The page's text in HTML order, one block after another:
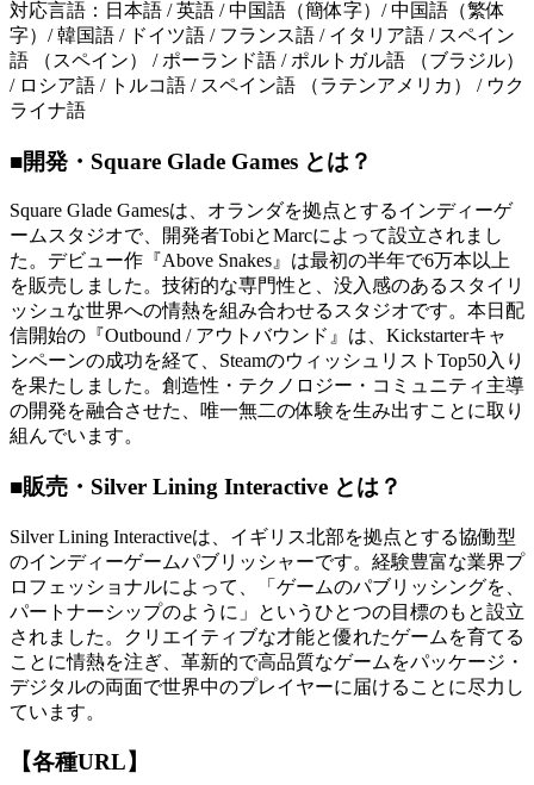
対応言語：日本語 / 英語 / 中国語（簡体字）/ 中国語（繁体
字）/ 韓国語 / ドイツ語 / フランス語 / イタリア語 / スペイン
語 （スペイン） / ポーランド語 / ポルトガル語 （ブラジル）
/ ロシア語 / トルコ語 / スペイン語 （ラテンアメリカ） / ウク
ライナ語
■開発・Square Glade Games とは？
Square Glade Gamesは、オランダを拠点とするインディーゲ
ームスタジオで、開発者TobiとMarcによって設立されまし
た。デビュー作『Above Snakes』は最初の半年で6万本以上
を販売しました。技術的な専門性と、没入感のあるスタイリ
ッシュな世界への情熱を組み合わせるスタジオです。本日配
信開始の『Outbound / アウトバウンド』は、Kickstarterキャ
ンペーンの成功を経て、SteamのウィッシュリストTop50入り
を果たしました。創造性・テクノロジー・コミュニティ主導
の開発を融合させた、唯一無二の体験を生み出すことに取り
組んでいます。
■販売・Silver Lining Interactive とは？
Silver Lining Interactiveは、イギリス北部を拠点とする協働型
のインディーゲームパブリッシャーです。経験豊富な業界プ
ロフェッショナルによって、「ゲームのパブリッシングを、
パートナーシップのように」というひとつの目標のもと設立
されました。クリエイティブな才能と優れたゲームを育てる
ことに情熱を注ぎ、革新的で高品質なゲームをパッケージ・
デジタルの両面で世界中のプレイヤーに届けることに尽力し
ています。
【各種URL】